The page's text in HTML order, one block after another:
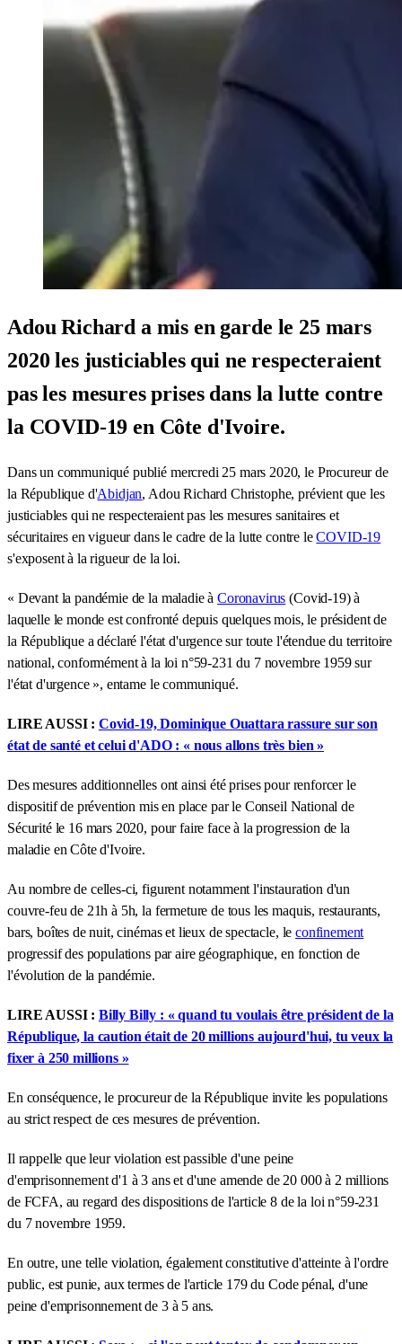
Adou Richard a mis en garde le 25 mars
2020 les justiciables qui ne respecteraient
pas les mesures prises dans la lutte contre
la COVID-19 en Côte d'Ivoire.
Dans un communiqué publié mercredi 25 mars 2020, le Procureur de
la République d'Abidjan, Adou Richard Christophe, prévient que les
justiciables qui ne respecteraient pas les mesures sanitaires et
sécuritaires en vigueur dans le cadre de la lutte contre leCOVID-19
s'exposent à la rigueur de la loi.
« Devant la pandémie de la maladie àCoronavirus (Covid-19) à
laquelle le monde est confronté depuis quelques mois, le président de
la République a déclaré l'état d'urgence sur toute l'étendue du territoire
national, conformément à la loi n°59-231 du 7 novembre 1959 sur
l'état d'urgence », entame le communiqué.
LIRE AUSSI : Covid-19, Dominique Ouattara rassure sur son
état de santé et celui d'ADO : « nous allons très bien »
Des mesures additionnelles ont ainsi été prises pour renforcer le
dispositif de prévention mis en place par le Conseil National de
Sécurité le 16 mars 2020, pour faire face à la progression de la
maladie en Côte d'Ivoire.
Au nombre de celles-ci, figurent notamment l'instauration d'un
couvre-feu de 21h à 5h, la fermeture de tous les maquis, restaurants,
bars, boîtes de nuit, cinémas et lieux de spectacle, leconfinement
progressif des populations par aire géographique, en fonction de
l'évolution de la pandémie.
LIRE AUSSI : Billy Billy : « quand tu voulais être président de la
République, la caution était de 20 millions aujourd'hui, tu veux la
fixer à 250 millions »
En conséquence, le procureur de la République invite les populations
au strict respect de ces mesures de prévention.
Il rappelle que leur violation est passible d'une peine
d'emprisonnement d'1 à 3 ans et d'une amende de 20 000 à 2 millions
de FCFA, au regard des dispositions de l'article 8 de la loi n°59-231
du 7 novembre 1959.
En outre, une telle violation, également constitutive d'atteinte à l'ordre
public, est punie, aux termes de l'article 179 du Code pénal, d'une
peine d'emprisonnement de 3 à 5 ans.